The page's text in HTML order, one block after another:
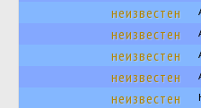
неизвестен
неизвестен
неизвестен
неизвестен
неизвестен